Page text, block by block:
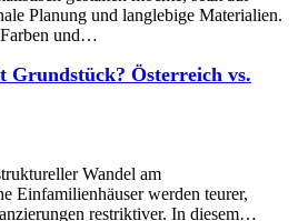
Planung und langlebige Materialien.
und…
Grundstück? Österreich vs.
Wandel am
Einfamilienhäuser werden teurer,
restriktiver. In diesem…